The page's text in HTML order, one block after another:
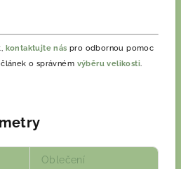
kontaktujte nás pro odbornou pomoc
o správném výběru velikosti.
Oblečení